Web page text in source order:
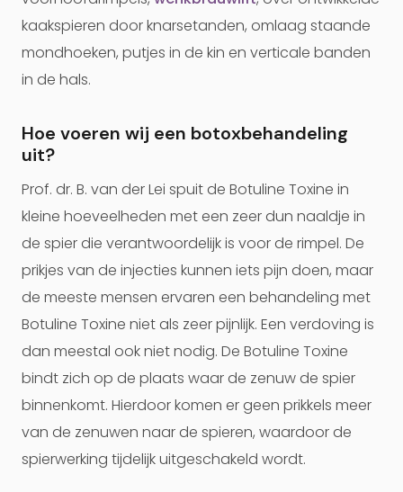
kaakspieren door knarsetanden, omlaag staande
mondhoeken, putjes in de kin en verticale banden
in de hals.
Hoe voeren wij een botoxbehandeling
uit?
Prof. dr. B. van der Lei spuit de Botuline Toxine in
kleine hoeveelheden met een zeer dun naaldje in
de spier die verantwoordelijk is voor de rimpel. De
prikjes van de injecties kunnen iets pijn doen, maar
de meeste mensen ervaren een behandeling met
Botuline Toxine niet als zeer pijnlijk. Een verdoving is
dan meestal ook niet nodig. De Botuline Toxine
bindt zich op de plaats waar de zenuw de spier
binnenkomt. Hierdoor komen er geen prikkels meer
van de zenuwen naar de spieren, waardoor de
spierwerking tijdelijk uitgeschakeld wordt.